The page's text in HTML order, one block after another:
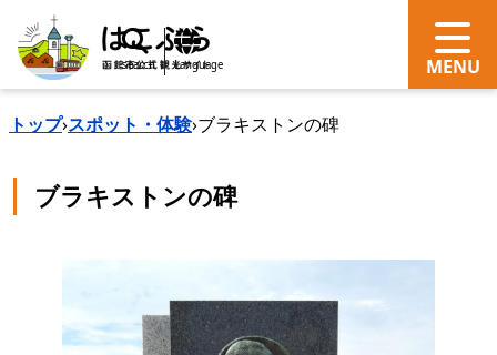
search Language
トップ›スポット・体験›ブラキストンの碑
ブラキストンの碑